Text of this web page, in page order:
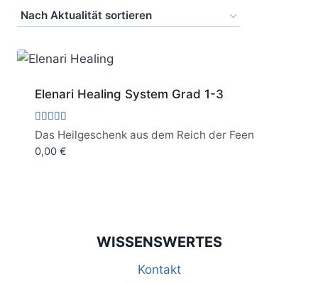
Elenari Healing System Grad 1-3
Bewertet
mit
4.95
Das Heilgeschenk aus dem Reich der Feen
0,00 €
WISSENSWERTES
Kontakt